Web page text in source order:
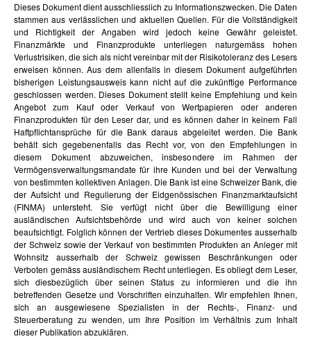
Dieses Dokument dient ausschliesslich zu Informationszwecken. Die Daten
stammen aus verlässlichen und aktuellen Quellen. Für die Vollständigkeit
und Richtigkeit der Angaben wird jedoch keine Gewähr geleistet.
Finanzmärkte und Finanzprodukte unterliegen naturgemäss hohen
Verlustrisiken, die sich als nicht vereinbar mit der Risikotoleranz des Lesers
erweisen können. Aus dem allenfalls in diesem Dokument aufgeführten
bisherigen Leistungsausweis kann nicht auf die zukünftige Performance
geschlossen werden. Dieses Dokument stellt keine Empfehlung und kein
Angebot zum Kauf oder Verkauf von Wertpapieren oder anderen
Finanzprodukten für den Leser dar, und es können daher in keinem Fall
Haftpflichtansprüche für die Bank daraus abgeleitet werden. Die Bank
behält sich gegebenenfalls das Recht vor, von den Empfehlungen in
diesem Dokument abzuweichen, insbesondere im Rahmen der
Vermögensverwaltungsmandate für ihre Kunden und bei der Verwaltung
von bestimmten kollektiven Anlagen. Die Bank ist eine Schweizer Bank, die
der Aufsicht und Regulierung der Eidgenössischen Finanzmarktaufsicht
(FINMA) untersteht. Sie verfügt nicht über die Bewilligung einer
ausländischen Aufsichtsbehörde und wird auch von keiner solchen
beaufsichtigt. Folglich können der Vertrieb dieses Dokumentes ausserhalb
der Schweiz sowie der Verkauf von bestimmten Produkten an Anleger mit
Wohnsitz ausserhalb der Schweiz gewissen Beschränkungen oder
Verboten gemäss ausländischem Recht unterliegen. Es obliegt dem Leser,
sich diesbezüglich über seinen Status zu informieren und die ihn
betreffenden Gesetze und Vorschriften einzuhalten. Wir empfehlen Ihnen,
sich an ausgewiesene Spezialisten in der Rechts-, Finanz- und
Steuerberatung zu wenden, um Ihre Position im Verhältnis zum Inhalt
dieser Publikation abzuklären.